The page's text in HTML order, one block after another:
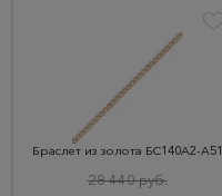
Браслет из золота БС140А2-А51
28 440 руб.